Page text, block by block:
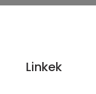
Linkek